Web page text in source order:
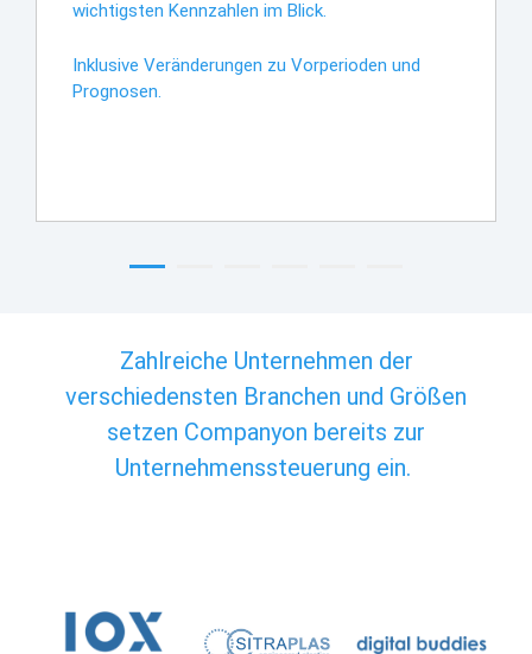
wichtigsten Kennzahlen im Blick.
Inklusive Veränderungen zu Vorperioden und
Prognosen.
Zahlreiche Unternehmen der
verschiedensten Branchen und Größen
setzen Companyon bereits zur
Unternehmenssteuerung ein.